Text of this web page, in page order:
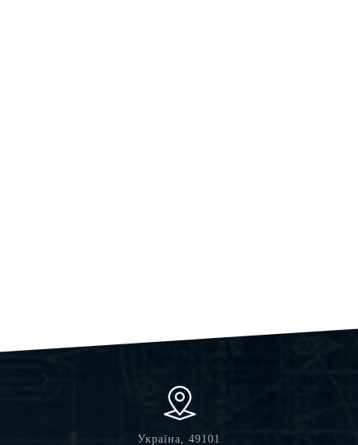
Україна, 49101